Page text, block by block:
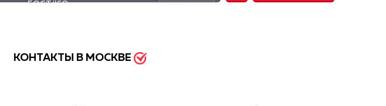
ГОСТ/ISO
КОНТАКТЫ В МОСКВЕ